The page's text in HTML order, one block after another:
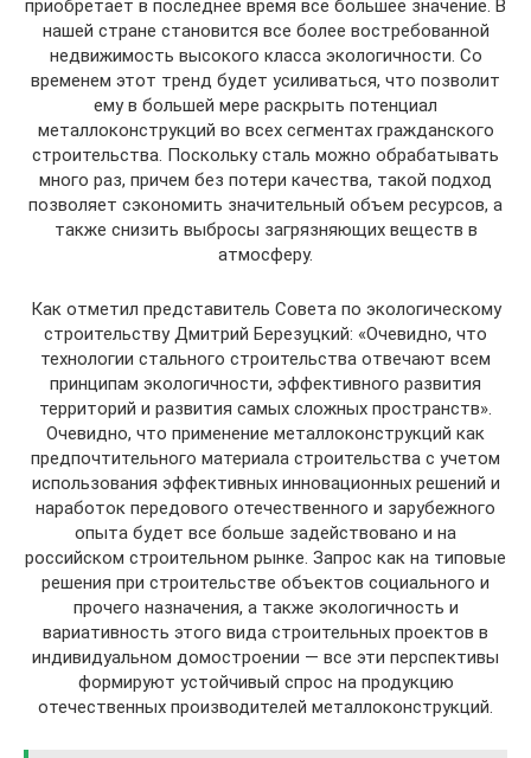
приобретает в последнее время все большее значение. В
нашей стране становится все более востребованной
недвижимость высокого класса экологичности. Со
временем этот тренд будет усиливаться, что позволит
ему в большей мере раскрыть потенциал
металлоконструкций во всех сегментах гражданского
строительства. Поскольку сталь можно обрабатывать
много раз, причем без потери качества, такой подход
позволяет сэкономить значительный объем ресурсов, а
также снизить выбросы загрязняющих веществ в
атмосферу.
Как отметил представитель Совета по экологическому
строительству Дмитрий Березуцкий: «Очевидно, что
технологии стального строительства отвечают всем
принципам экологичности, эффективного развития
территорий и развития самых сложных пространств».
Очевидно, что применение металлоконструкций как
предпочтительного материала строительства с учетом
использования эффективных инновационных решений и
наработок передового отечественного и зарубежного
опыта будет все больше задействовано и на
российском строительном рынке. Запрос как на типовые
решения при строительстве объектов социального и
прочего назначения, а также экологичность и
вариативность этого вида строительных проектов в
индивидуальном домостроении — все эти перспективы
формируют устойчивый спрос на продукцию
отечественных производителей металлоконструкций.